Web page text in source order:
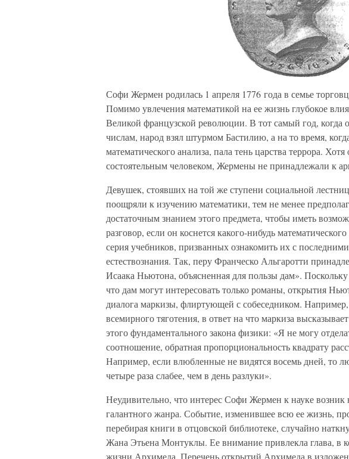
Софи Жермен родилась 1 апреля 1776 года в семье
Помимо увлечения математикой на ее жизнь глубокое
Великой французской революции. В тот самый год, когда
числам, народ взял штурмом Бастилию, а на то время,
математического анализа, пала тень царства террора.
состоятельным человеком, Жермены не принадлежали к
Девушек, стоявших на той же ступени социальной
поощряли к изучению математики, тем не менее
достаточным знанием этого предмета, чтобы иметь
разговор, если он коснется какого-нибудь
серия учебников, призванных ознакомить их с
естествознания. Так, перу Франческо Альгаротти
Исаака Ньютона, объясненная для пользы дам».
что дам могут интересовать только романы, открытия
диалога маркизы, флиртующей с собеседником. Например,
всемирного тяготения, в ответ на что маркиза
этого фундаментального закона физики: «Я не могу
соотношение, обратная пропорциональность квадрату
Например, если влюбленные не видятся восемь дней, то
четыре раза слабее, чем в день разлуки».
Неудивительно, что интерес Софи Жермен к науке возник
галантного жанра. Событие, изменившее всю ее жизнь,
перебирая книги в отцовской библиотеке, случайно
Жана Этьена Монтуклы. Ее внимание привлекла глава, в
жизни Архимеда. Перечень открытий Архимеда в